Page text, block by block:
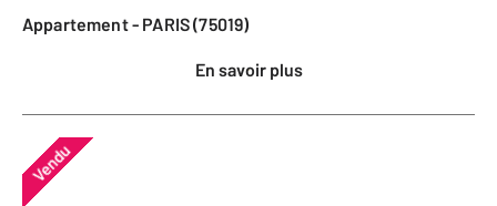
Appartement - PARIS (75019)
En savoir plus
Vendu